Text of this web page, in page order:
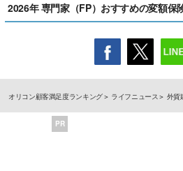
2026年 専門家（FP）おすすめの変額保
オリコン顧客満足度ランキング ライフニュース 外貨
PR